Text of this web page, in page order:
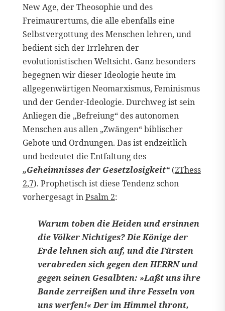
New Age, der Theosophie und des
Freimaurertums, die alle ebenfalls eine
Selbstvergottung des Menschen lehren, und
bedient sich der Irrlehren der
evolutionistischen Weltsicht. Ganz besonders
begegnen wir dieser Ideologie heute im
allgegenwärtigen Neomarxismus, Feminismus
und der Gender-Ideologie. Durchweg ist sein
Anliegen die „Befreiung“ des autonomen
Menschen aus allen „Zwängen“ biblischer
Gebote und Ordnungen. Das ist endzeitlich
und bedeutet die Entfaltung des
„Geheimnisses der Gesetzlosigkeit“(2Thess
2,7). Prophetisch ist diese Tendenz schon
vorhergesagt inPsalm 2:
Warum toben die Heiden und ersinnen
die Völker Nichtiges? Die Könige der
Erde lehnen sich auf, und die Fürsten
verabreden sich gegen den HERRN und
gegen seinen Gesalbten: »Laßt uns ihre
Bande zerreißen und ihre Fesseln von
uns werfen!« Der im Himmel thront,